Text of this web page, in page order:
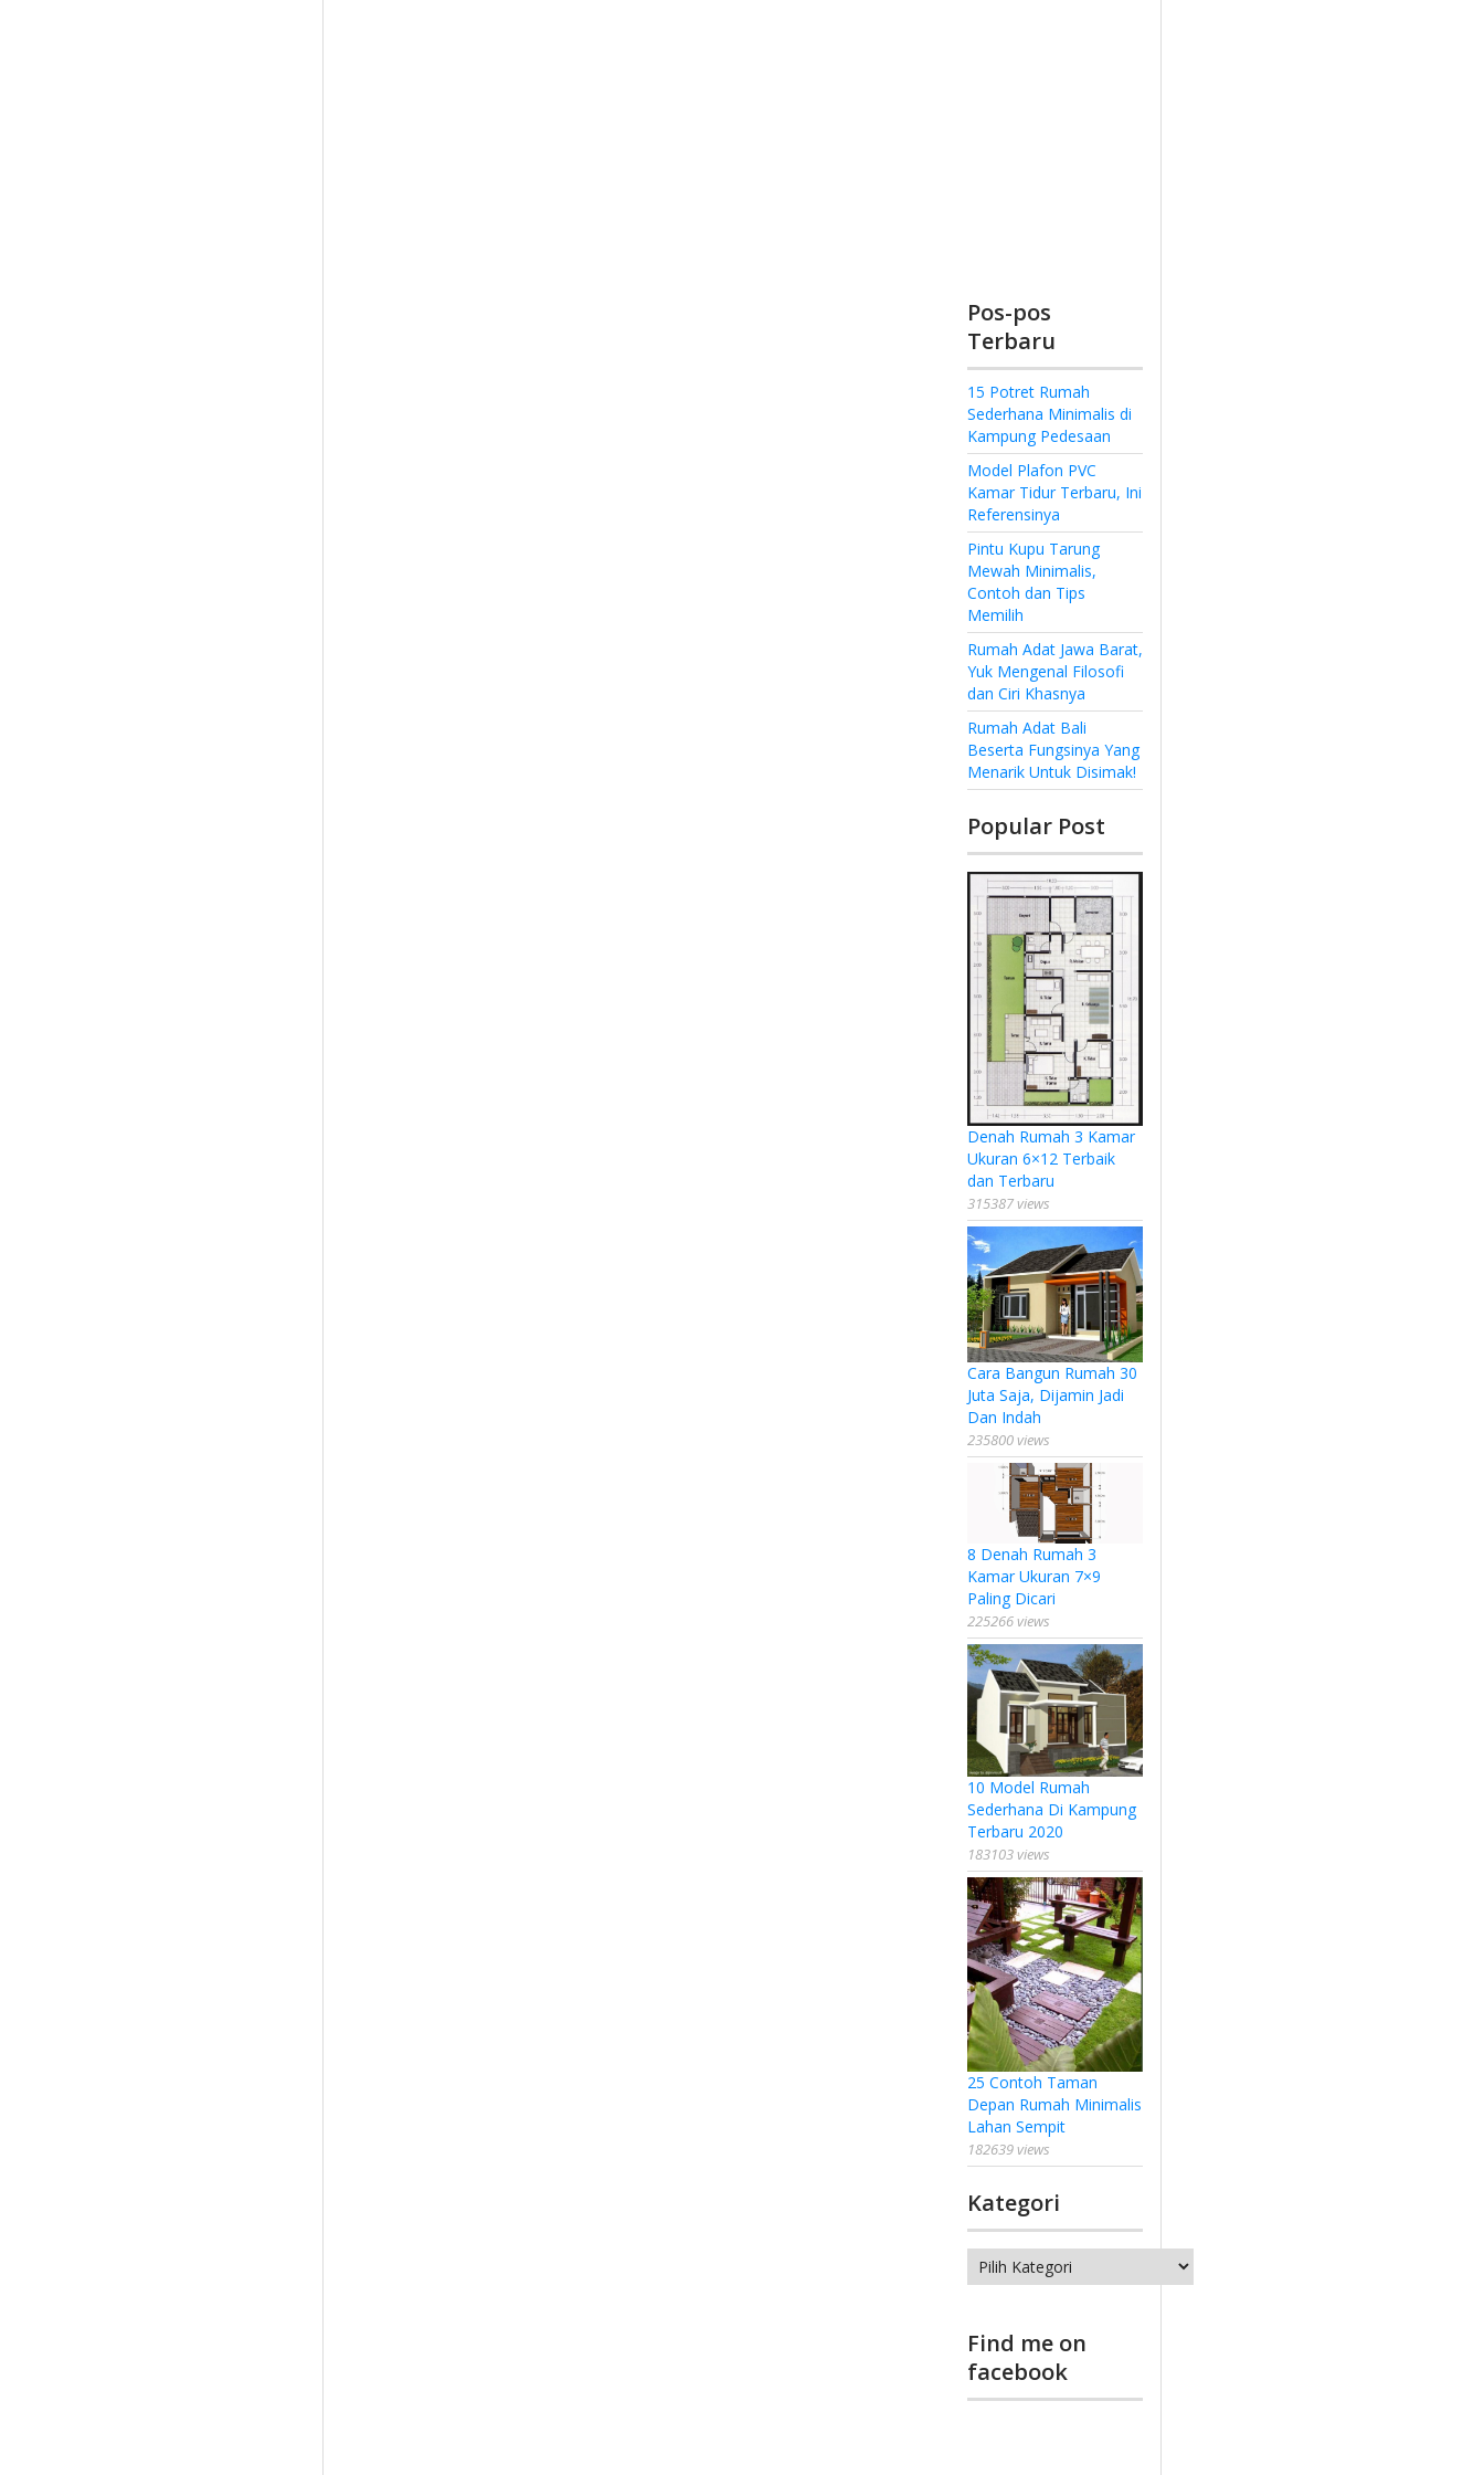
Pos-pos
Terbaru
15 Potret Rumah
Sederhana Minimalis di
Kampung Pedesaan
Model Plafon PVC
Kamar Tidur Terbaru, Ini
Referensinya
Pintu Kupu Tarung
Mewah Minimalis,
Contoh dan Tips
Memilih
Rumah Adat Jawa Barat,
Yuk Mengenal Filosofi
dan Ciri Khasnya
Rumah Adat Bali
Beserta Fungsinya Yang
Menarik Untuk Disimak!
Popular Post
Denah Rumah 3 Kamar
Ukuran 6×12 Terbaik
dan Terbaru
315387 views
Cara Bangun Rumah 30
Juta Saja, Dijamin Jadi
Dan Indah
235800 views
8 Denah Rumah 3
Kamar Ukuran 7×9
Paling Dicari
225266 views
10 Model Rumah
Sederhana Di Kampung
Terbaru 2020
183103 views
25 Contoh Taman
Depan Rumah Minimalis
Lahan Sempit
182639 views
Kategori
Kategori
Find me on
facebook